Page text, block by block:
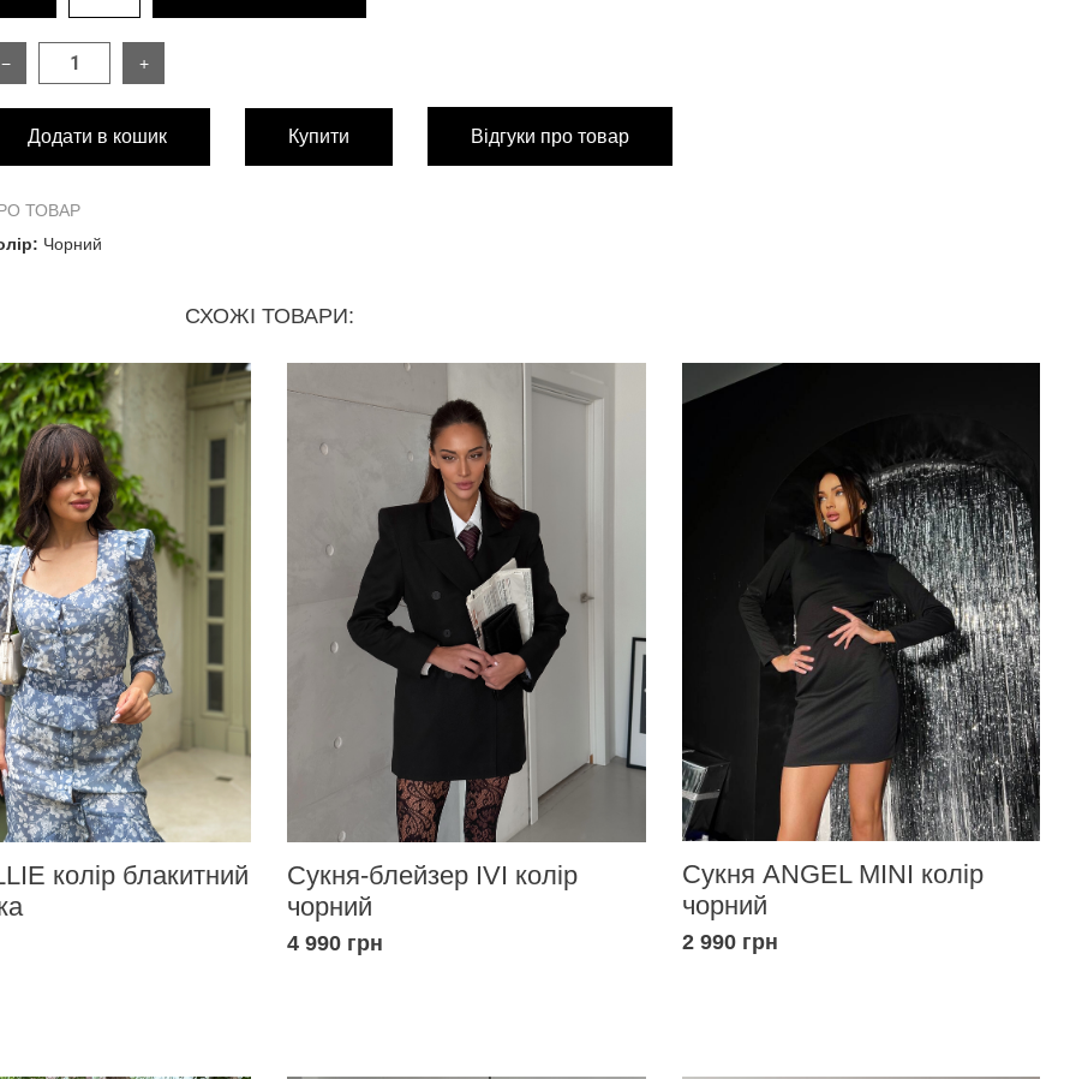
Напівобхват талії 32 см 34 см
На спинці від талії найвища точка
На паличці від талії найвища точка 15.5 см
Висота виробу, де холітени
Висота спини зі спідницею 42 см
Висота збоку 35 см
− +
Додати в кошик Купити Відгуки про товар
ТОВАР
Чорний
СХОЖІ ТОВАРИ:
колір блакитний
Сукня-блейзер IVI колір
чорний
4 990 грн
Сукня ANGEL MINI колір
чорний
2 990 грн